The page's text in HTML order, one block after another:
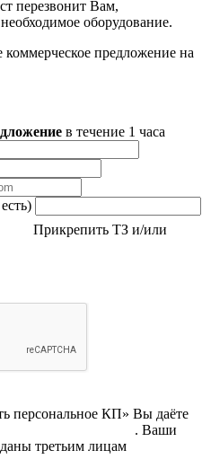
перезвонит Вам,
оборудование.
коммерческое предложение на
в течение 1 часа
Прикрепить ТЗ и/или
персональное КП» Вы даёте
. Ваши
третьим лицам